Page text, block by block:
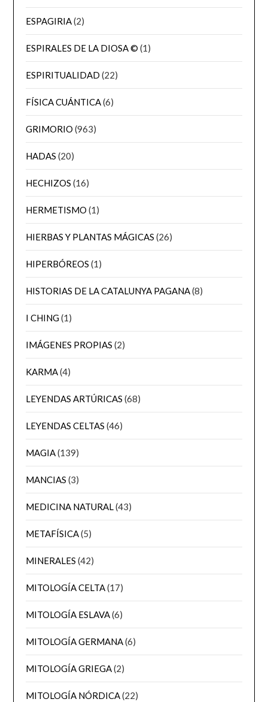
ESPAGIRIA(2)
ESPIRALES DE LA DIOSA © (1)
ESPIRITUALIDAD (22)
FÍSICA CUÁNTICA(6)
GRIMORIO (963)
HADAS (20)
HECHIZOS (16)
HERMETISMO (1)
HIERBAS Y PLANTAS MÁGICAS (26)
HIPERBÓREOS (1)
HISTORIAS DE LA CATALUNYA PAGANA(8)
I CHING(1)
IMÁGENES PROPIAS (2)
KARMA(4)
LEYENDAS ARTÚRICAS (68)
LEYENDAS CELTAS (46)
MAGIA(139)
MANCIAS (3)
MEDICINA NATURAL(43)
METAFÍSICA(5)
MINERALES (42)
MITOLOGÍA CELTA(17)
MITOLOGÍA ESLAVA(6)
MITOLOGÍA GERMANA(6)
MITOLOGÍA GRIEGA(2)
MITOLOGÍA NÓRDICA(22)